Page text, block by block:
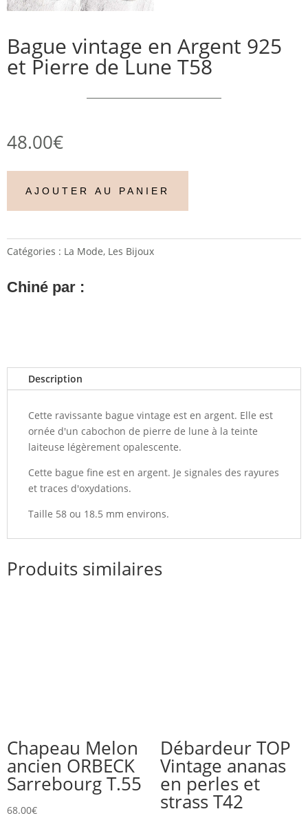
Bague vintage en Argent 925
et Pierre de Lune T58
48.00€
AJOUTER AU PANIER
Catégories : La Mode, Les Bijoux
Chiné par :
Description
Cette ravissante bague vintage est en argent. Elle est
ornée d'un cabochon de pierre de lune à la teinte
laiteuse légèrement opalescente.
Cette bague fine est en argent. Je signales des rayures
et traces d'oxydations.
Taille 58 ou 18.5 mm environs.
Produits similaires
Chapeau Melon
ancien ORBECK
Sarrebourg T.55
68.00€
Débardeur TOP
Vintage ananas
en perles et
strass T42